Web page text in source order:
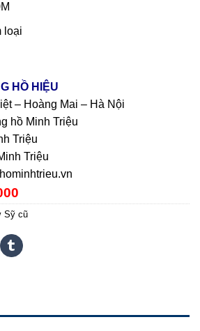
loại
HỒ HIỆU
– Hoàng Mai – Hà Nội
hồ Minh Triệu
Triệu
Triệu
Sỹ cũ